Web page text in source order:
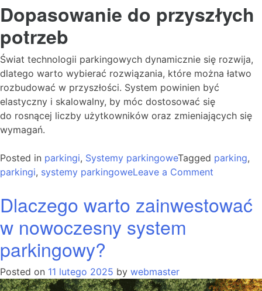
Dopasowanie do przyszłych
potrzeb
Świat technologii parkingowych dynamicznie się rozwija,
dlatego warto wybierać rozwiązania, które można łatwo
rozbudować w przyszłości. System powinien być
elastyczny i skalowalny, by móc dostosować się
do rosnącej liczby użytkowników oraz zmieniających się
wymagań.
Posted in parkingi, Systemy parkingoweTagged parking,
parkingi, systemy parkingoweLeave a Comment
wybrać
najlepszy
firmy?
Dlaczego warto zainwestować
w nowoczesny system
parkingowy?
Posted on 11 lutego 2025 by webmaster